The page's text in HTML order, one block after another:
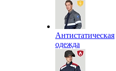
Антистатическая
одежда